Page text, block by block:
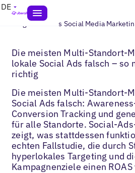
DE
Blogs> Lokales Social Media
Die meisten Multi-Standort-
lokale Social Ads falsch – so
richtig
Die meisten Multi-Standort-
Social Ads falsch:
Conversion Tracking und
für alle Standorte. Social-
zeigt, was stattdessen
echten Fallstudie, die durch
hyperlokales Targeting und
Kampagnenziele einen